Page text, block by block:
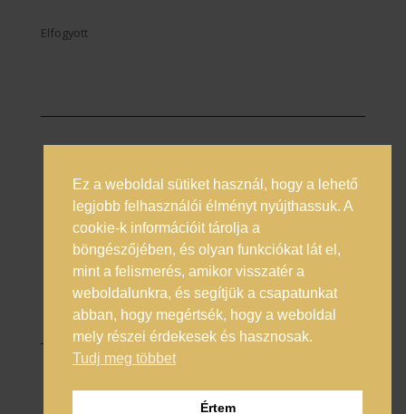
Elfogyott
Prémium italok magyarországi nagykövete
Általános Szerződési Feltételek
Adatkezelési Tájékoztató
Online vitarendezés
© 2025 Enero Trade Kft.
Ez a weboldal sütiket használ, hogy a lehető
legjobb felhasználói élményt nyújthassuk. A
cookie-k információit tárolja a
böngészőjében, és olyan funkciókat lát el,
mint a felismerés, amikor visszatér a
weboldalunkra, és segítjük a csapatunkat
abban, hogy megértsék, hogy a weboldal
mely részei érdekesek és hasznosak.
Tudj meg többet
Értem